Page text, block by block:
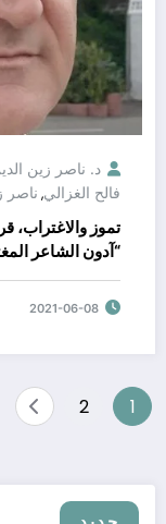
د. ناصر زين
فالح الغزالي, ناصر
“آدون الشاعر
الناقد منذر فالح
وكتاب) لغرفة النقد
2021-06-08
تصفّح
1
2